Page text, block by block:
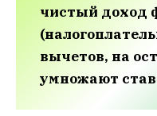
чистый доход
вычетов, на
умножают